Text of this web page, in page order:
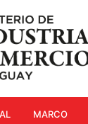
MARCO